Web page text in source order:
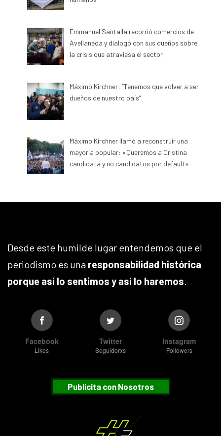
Emmanuel Santalla recorrió comercios de
Avellaneda y dialogó con sus dueños sobre
la crisis que atraviesa el sector
Máximo Kirchner: “Tenemos que volver a ser
dueños de nuestro país”
Máximo Kirchner llamó a reconstruir una
mayoría popular: «Queremos a Cristina
candidata y no candidatos por default»
Desde este humilde lugar entendemos que el
periodismo es una responsabilidad histórica
porque así lo sentimos y así lo haremos.
Facebook
Likes
Twitter
Seguidorxs
Instagram
Followers
Publicita con Nosotros